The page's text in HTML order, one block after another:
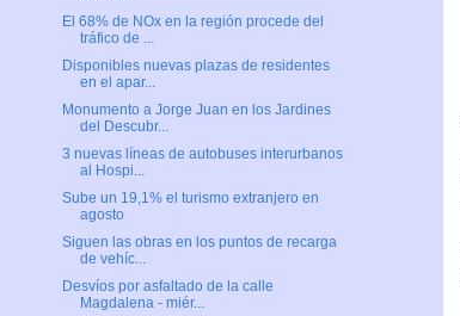
El 68% de NOx en la región procede del
tráfico de ...
Disponibles nuevas plazas de residentes
en el apar...
Monumento a Jorge Juan en los Jardines
del Descubr...
3 nuevas líneas de autobuses interurbanos
al Hospi...
Sube un 19,1% el turismo extranjero en
agosto
Siguen las obras en los puntos de recarga
de vehíc...
Desvíos por asfaltado de la calle
Magdalena - miér...